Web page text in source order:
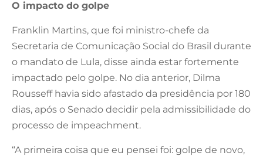
O impacto do golpe
Franklin Martins, que foi ministro-chefe da
Secretaria de Comunicação Social do Brasil durante
o mandato de Lula, disse ainda estar fortemente
impactado pelo golpe. No dia anterior, Dilma
Rousseff havia sido afastado da presidência por 180
dias, após o Senado decidir pela admissibilidade do
processo de impeachment.
“A primeira coisa que eu pensei foi: golpe de novo,